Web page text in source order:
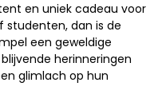
en uniek cadeau voor
studenten, dan is de
een geweldige
herinneringen
glimlach op hun